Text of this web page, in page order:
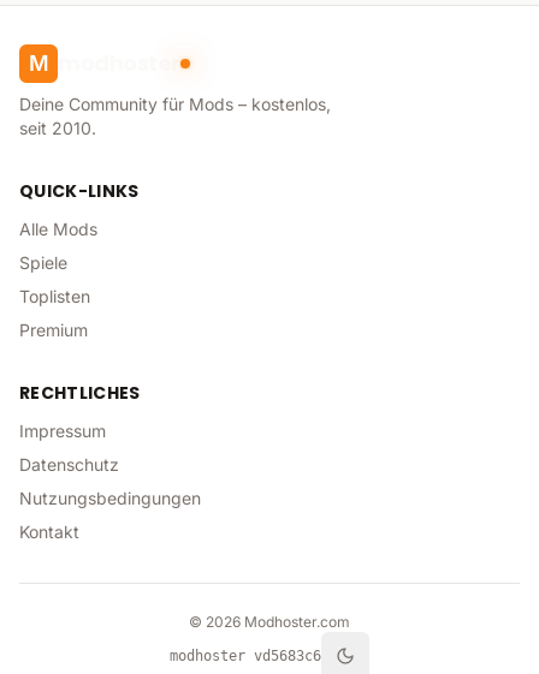
M modhoster
Deine Community für Mods – kostenlos,
seit 2010.
QUICK-LINKS
Alle Mods
Spiele
Toplisten
Premium
RECHTLICHES
Impressum
Datenschutz
Nutzungsbedingungen
Kontakt
© 2026 Modhoster.com
modhoster vd5683c6 Toggle theme